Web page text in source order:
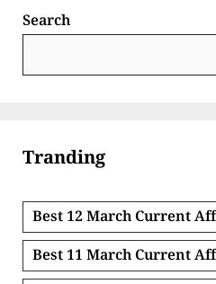
Search
Tranding
Best 12 March Current
Best 11 March Current